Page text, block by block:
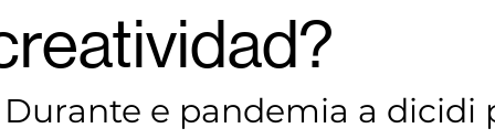
Durante e pandemia a dicidi